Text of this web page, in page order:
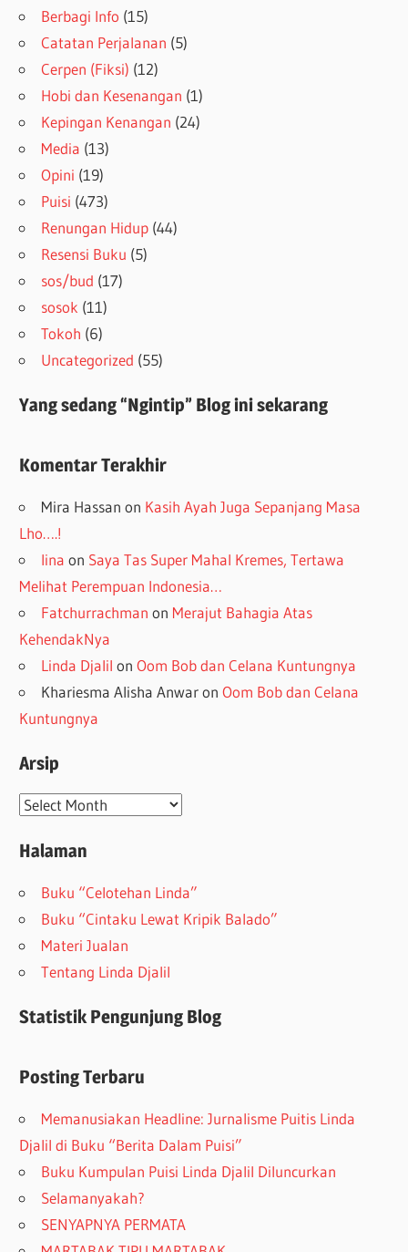
Berbagi Info (15)
Catatan Perjalanan (5)
Cerpen (Fiksi) (12)
Hobi dan Kesenangan (1)
Kepingan Kenangan (24)
Media (13)
Opini (19)
Puisi (473)
Renungan Hidup (44)
Resensi Buku (5)
sos/bud (17)
sosok (11)
Tokoh (6)
Uncategorized (55)
Yang sedang “Ngintip” Blog ini sekarang
Komentar Terakhir
Mira Hassan on Kasih Ayah Juga Sepanjang Masa
Lho….!
lina on Saya Tas Super Mahal Kremes, Tertawa
Melihat Perempuan Indonesia…
Fatchurrachman on Merajut Bahagia Atas
KehendakNya
Linda Djalil onOom Bob dan Celana Kuntungnya
Khariesma Alisha AnwaronOom Bob dan Celana
Kuntungnya
Arsip
Arsip
Halaman
Buku “Celotehan Linda”
Buku “Cintaku Lewat Kripik Balado”
Materi Jualan
Tentang Linda Djalil
Statistik Pengunjung Blog
Posting Terbaru
Memanusiakan Headline: Jurnalisme Puitis Linda
Djalil di Buku “Berita Dalam Puisi”
Buku Kumpulan Puisi Linda Djalil Diluncurkan
Selamanyakah?
SENYAPNYA PERMATA